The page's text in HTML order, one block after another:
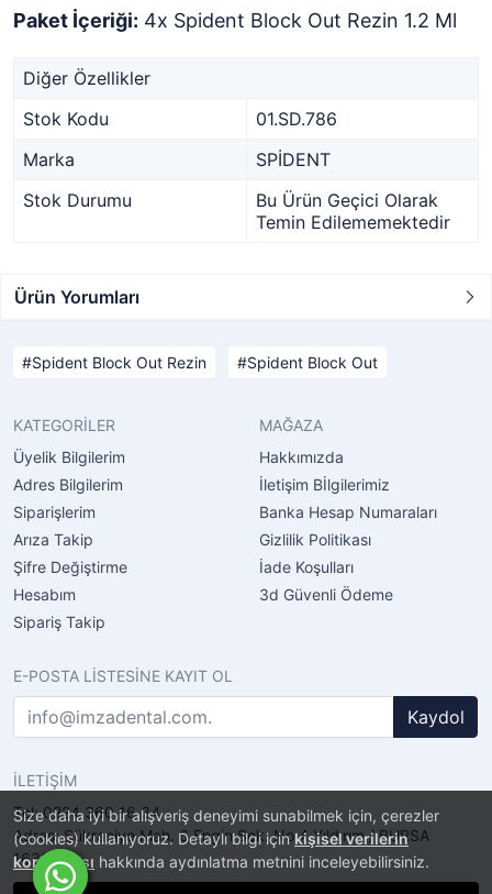
Size daha iyi bir alışveriş deneyimi sunabilmek için, çerezler
(cookies) kullanıyoruz. Detaylı bilgi içinkişisel verilerin
korunması hakkında aydınlatma metnini inceleyebilirsiniz.
Paket İçeriği: 4x Spident Block Out Rezin 1.2 Ml
Diğer Özellikler
Stok Kodu
01.SD.786
Marka
SPİDENT
Stok Durumu
Bu Ürün Geçici Olarak
Temin Edilememektedir
Ürün Yorumları
Spident Block Out Rezin Spident Block Out
KATEGORİLER
Üyelik Bilgilerim
Adres Bilgilerim
Siparişlerim
Arıza Takip
Şifre Değiştirme
Hesabım
Sipariş Takip
MAĞAZA
Hakkımızda
İletişim Bİlgilerimiz
Banka Hesap Numaraları
Gizlilik Politikası
İade Koşulları
3d Güvenli Ödeme
E-POSTA LİSTESİNE KAYIT OL
Kaydol
İLETİŞİM
Tel: 0224 360 16 34
Adres: Şükraniye Mah. 6.Engin Sok. No.4 Yıldırım / BURSA
16320